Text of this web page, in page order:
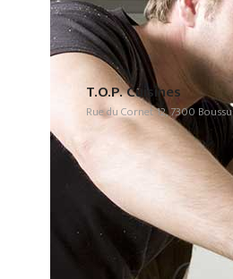
T.O.P. Cuisines
Rue du Cornet 12, 7300 Boussu